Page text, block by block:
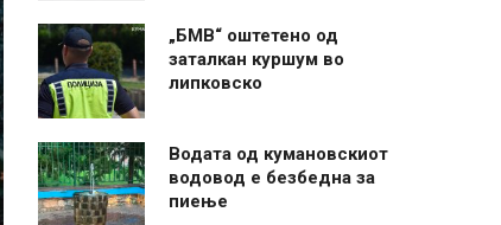
„БМВ“ оштетено од
заталкан куршум во
липковско
Водата од кумановскиот
водовод е безбедна за
пиење